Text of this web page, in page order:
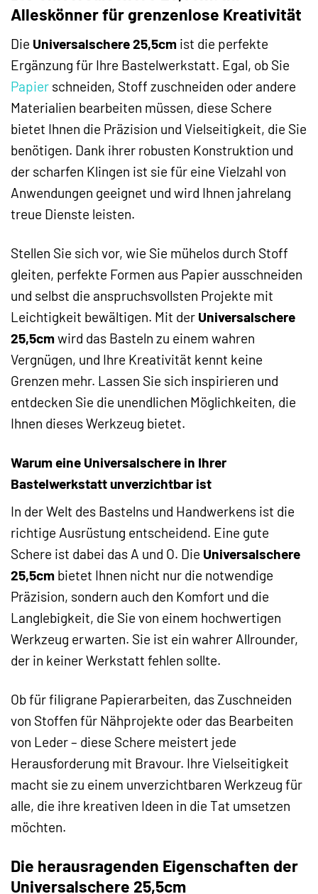
Alleskönner für grenzenlose Kreativität
Die Universalschere 25,5cm ist die perfekte
Ergänzung für Ihre Bastelwerkstatt. Egal, ob Sie
Papier schneiden, Stoff zuschneiden oder andere
Materialien bearbeiten müssen, diese Schere
bietet Ihnen die Präzision und Vielseitigkeit, die Sie
benötigen. Dank ihrer robusten Konstruktion und
der scharfen Klingen ist sie für eine Vielzahl von
Anwendungen geeignet und wird Ihnen jahrelang
treue Dienste leisten.
Stellen Sie sich vor, wie Sie mühelos durch Stoff
gleiten, perfekte Formen aus Papier ausschneiden
und selbst die anspruchsvollsten Projekte mit
Leichtigkeit bewältigen. Mit der Universalschere
25,5cmwird das Basteln zu einem wahren
Vergnügen, und Ihre Kreativität kennt keine
Grenzen mehr. Lassen Sie sich inspirieren und
entdecken Sie die unendlichen Möglichkeiten, die
Ihnen dieses Werkzeug bietet.
Warum eine Universalschere in Ihrer
Bastelwerkstatt unverzichtbar ist
In der Welt des Bastelns und Handwerkens ist die
richtige Ausrüstung entscheidend. Eine gute
Schere ist dabei das A und O. Die Universalschere
25,5cm bietet Ihnen nicht nur die notwendige
Präzision, sondern auch den Komfort und die
Langlebigkeit, die Sie von einem hochwertigen
Werkzeug erwarten. Sie ist ein wahrer Allrounder,
der in keiner Werkstatt fehlen sollte.
Ob für filigrane Papierarbeiten, das Zuschneiden
von Stoffen für Nähprojekte oder das Bearbeiten
von Leder – diese Schere meistert jede
Herausforderung mit Bravour. Ihre Vielseitigkeit
macht sie zu einem unverzichtbaren Werkzeug für
alle, die ihre kreativen Ideen in die Tat umsetzen
möchten.
Die herausragenden Eigenschaften der
Universalschere 25,5cm